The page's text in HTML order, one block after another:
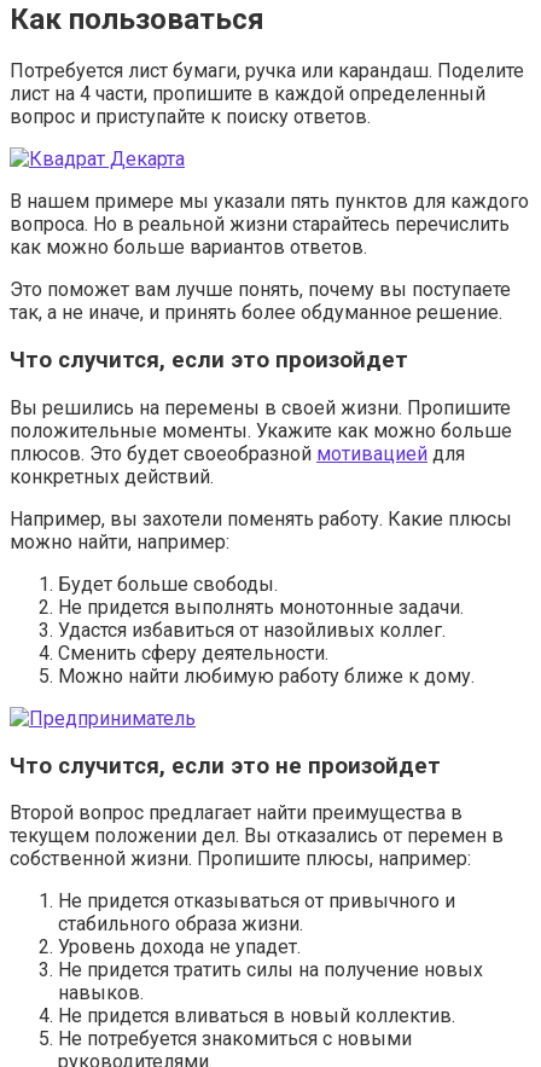
Как пользоваться
Потребуется лист бумаги, ручка или карандаш. Поделите
лист на 4 части, пропишите в каждой определенный
вопрос и приступайте к поиску ответов.
В нашем примере мы указали пять пунктов для каждого
вопроса. Но в реальной жизни старайтесь перечислить
как можно больше вариантов ответов.
Это поможет вам лучше понять, почему вы поступаете
так, а не иначе, и принять более обдуманное решение.
Что случится, если это произойдет
Вы решились на перемены в своей жизни. Пропишите
положительные моменты. Укажите как можно больше
плюсов. Это будет своеобразной мотивацией для
конкретных действий.
Например, вы захотели поменять работу. Какие плюсы
можно найти, например:
Будет больше свободы.
Не придется выполнять монотонные задачи.
Удастся избавиться от назойливых коллег.
Сменить сферу деятельности.
Можно найти любимую работу ближе к дому.
Что случится, если это не произойдет
Второй вопрос предлагает найти преимущества в
текущем положении дел. Вы отказались от перемен в
собственной жизни. Пропишите плюсы, например:
Не придется отказываться от привычного и
стабильного образа жизни.
Уровень дохода не упадет.
Не придется тратить силы на получение новых
навыков.
Не придется вливаться в новый коллектив.
Не потребуется знакомиться с новыми
руководителями.